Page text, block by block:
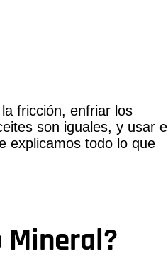
fricción, enfriar los
son iguales, y usar el
explicamos todo lo que
Mineral?